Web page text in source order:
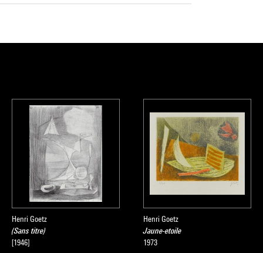
Henri Goetz
(Sans titre)
[1946]
Henri Goetz
Jaune-etoile
1973